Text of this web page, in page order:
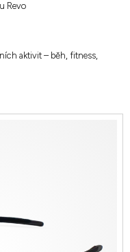
Revo
aktivit – běh, fitness,